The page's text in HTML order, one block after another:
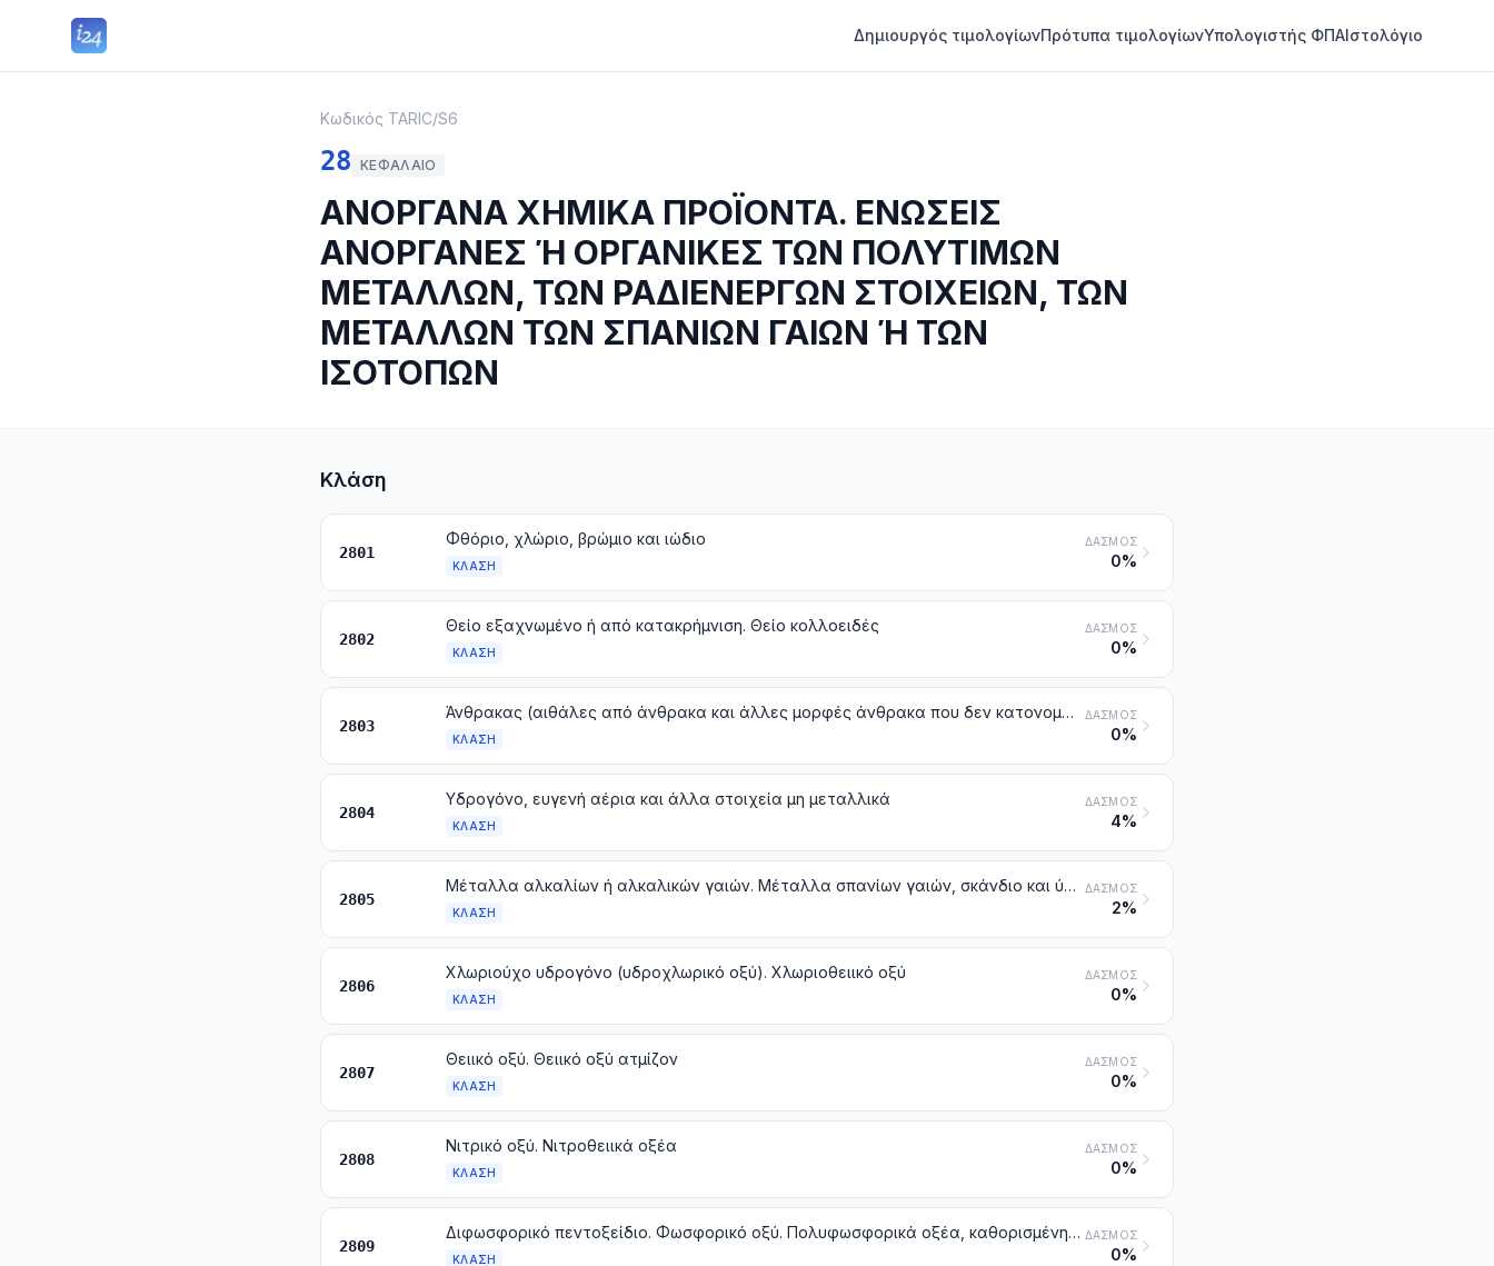
Δημιουργός τιμολογίωνΠρότυπα τιμολογίωνΥπολογιστής ΦΠΑΙστολόγιο
Κωδικός TARIC/S6
28 ΚΕΦΆΛΑΙΟ
ΑΝΟΡΓΑΝΑ ΧΗΜΙΚΑ ΠΡΟΪΟΝΤΑ. ΕΝΩΣΕΙΣ
ΑΝΟΡΓΑΝΕΣ Ή ΟΡΓΑΝΙΚΕΣ ΤΩΝ ΠΟΛΥΤΙΜΩΝ
ΜΕΤΑΛΛΩΝ, ΤΩΝ ΡΑΔΙΕΝΕΡΓΩΝ ΣΤΟΙΧΕΙΩΝ, ΤΩΝ
ΜΕΤΑΛΛΩΝ ΤΩΝ ΣΠΑΝΙΩΝ ΓΑΙΩΝ Ή ΤΩΝ
ΙΣΟΤΟΠΩΝ
Κλάση
2801
Φθόριο, χλώριο, βρώμιο και ιώδιο
ΚΛΆΣΗ
ΔΑΣΜΌΣ
0%
2802
Θείο εξαχνωμένο ή από κατακρήμνιση. Θείο κολλοειδές
ΚΛΆΣΗ
ΔΑΣΜΌΣ
0%
2803
Άνθρακας (αιθάλες από άνθρακα και άλλες μορφές άνθρακα που δεν κατονομάζονται ούτε περιλαμβάνονται αλλού)
ΚΛΆΣΗ
ΔΑΣΜΌΣ
0%
2804
Υδρογόνο, ευγενή αέρια και άλλα στοιχεία μη μεταλλικά
ΚΛΆΣΗ
ΔΑΣΜΌΣ
4%
2805
Μέταλλα αλκαλίων ή αλκαλικών γαιών. Μέταλλα σπανίων γαιών, σκάνδιο και ύττριο, έστω και αναμειγμένα ή σε κράμα μεταξύ τους. Υδράργυρος
ΚΛΆΣΗ
ΔΑΣΜΌΣ
2%
2806
Χλωριούχο υδρογόνο (υδροχλωρικό οξύ). Χλωριοθειικό οξύ
ΚΛΆΣΗ
ΔΑΣΜΌΣ
0%
2807
Θειικό οξύ. Θειικό οξύ ατμίζον
ΚΛΆΣΗ
ΔΑΣΜΌΣ
0%
2808
Νιτρικό οξύ. Νιτροθειικά οξέα
ΚΛΆΣΗ
ΔΑΣΜΌΣ
0%
2809
Διφωσφορικό πεντοξείδιο. Φωσφορικό οξύ. Πολυφωσφορικά οξέα, καθορισμένης ή μη χημικής σύστασης
ΚΛΆΣΗ
ΔΑΣΜΌΣ
0%